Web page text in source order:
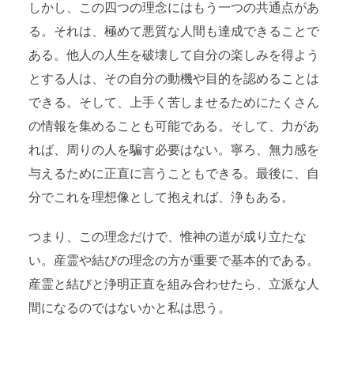
しかし、この四つの理念にはもう一つの共通点があ
る。それは、極めて悪質な人間も達成できることで
ある。他人の人生を破壊して自分の楽しみを得よう
とする人は、その自分の動機や目的を認めることは
できる。そして、上手く苦しませるためにたくさん
の情報を集めることも可能である。そして、力があ
れば、周りの人を騙す必要はない。寧ろ、無力感を
与えるために正直に言うこともできる。最後に、自
分でこれを理想像として抱えれば、浄もある。
つまり、この理念だけで、惟神の道が成り立たな
い。産霊や結びの理念の方が重要で基本的である。
産霊と結びと浄明正直を組み合わせたら、立派な人
間になるのではないかと私は思う。